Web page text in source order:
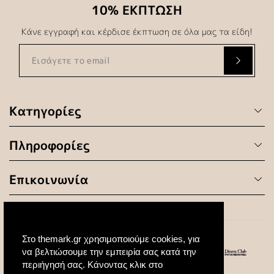
Στο themark.gr χρησιμοποιούμε cookies, για
να βελτιώσουμε την εμπειρία σας κατά την
περιήγησή σας. Κάνοντας κλικ στο
Κατηγορίες
Πληροφορίες
Επικοινωνία
10% ΕΚΠΤΩΣΗ
Κάνε εγγραφή και κέρδισε έκπτωση σε όλα μας τα είδη!